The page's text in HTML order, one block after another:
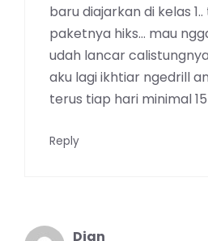
baru diajarkan di kelas
paketnya hiks… mau
udah lancar
aku lagi ikhtiar ngedrill
terus tiap hari minimal
Reply
Dian